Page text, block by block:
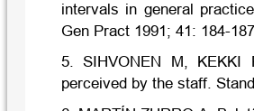
intervals in general
Gen Pract 1991; 41: 184-
5. SIHVONEN M, KEKKI
perceived by the staff.